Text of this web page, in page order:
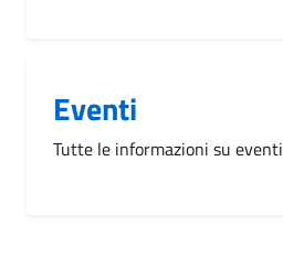
Eventi
Tutte le informazioni su eventi